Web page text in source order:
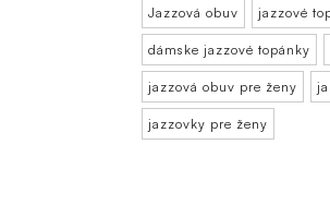
Jazzová obuv jazzové
dámske jazzové topánky
jazzová obuv pre ženy
jazzovky pre ženy